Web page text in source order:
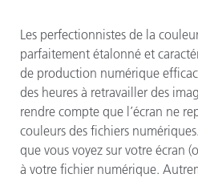
Les perfectionnistes de la
parfaitement étalonné et
de production numérique
des heures à retravailler des
rendre compte que l’écran ne
couleurs des fichiers
que vous voyez sur votre écran
à votre fichier numérique.